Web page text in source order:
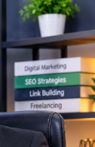
dõi sát biến
giờ tới. Không
lệnh chuyển lớn.
hướng rõ ràng